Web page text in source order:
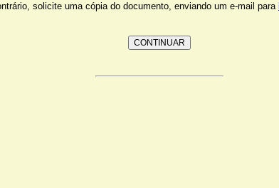
solicite uma cópia do documento, enviando um e-mail para
CONTINUAR